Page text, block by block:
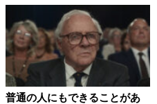
普通の人にもできることがあ